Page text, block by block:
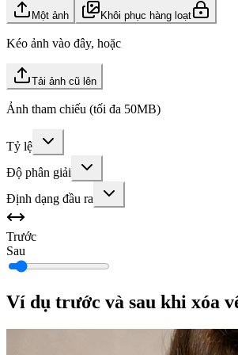
Một ảnh Khôi phục hàng loạt
Kéo ảnh vào đây, hoặc
Tải ảnh cũ lên
Ảnh tham chiếu (tối đa 50MB)
Tỷ lệ
Độ phân giải
Định dạng đầu ra
Trước
Sau
Ví dụ trước và sau khi xóa